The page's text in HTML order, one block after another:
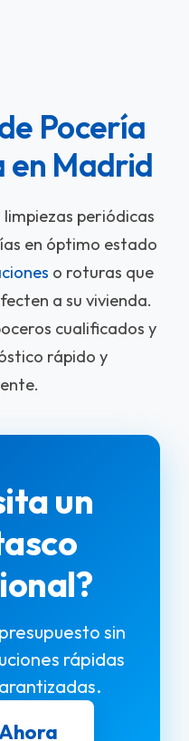
Pocería
en Madrid
periódicas
en óptimo estado
o roturas que
a su vivienda.
cualificados y
rápido y
un
sin
rápidas